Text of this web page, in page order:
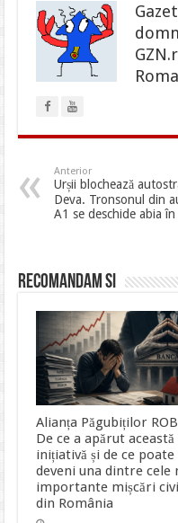
Anterior
Urșii blochează
Deva. Tronsonul din
A1 se deschide abia
Recomandam si
Alianța Păgubiților
De ce a apărut această
inițiativă și de ce poate
deveni una dintre cele
importante mișcări
din România